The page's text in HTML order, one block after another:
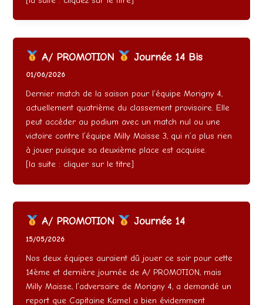
A/ PROMOTION Journée 14 Bis
01/06/2026
Dernier match de la saison pour l’équipe Morigny 4,
actuellement quatrième du classement provisoire. Elle
peut accéder au podium avec un match nul ou une
victoire contre l’équipe Milly Maisse 3, qui n’a plus rien
à jouer puisque sa deuxième place est acquise.
[la suite : cliquer sur le titre]
A/ PROMOTION Journée 14
15/05/2026
Nos deux équipes auraient dû jouer ce soir pour cette
14ème et dernière journée de A/ PROMOTION, mais
Milly Maisse, l’adversaire de Morigny 4, a demandé un
report que Capitaine Kamel a bien évidemment